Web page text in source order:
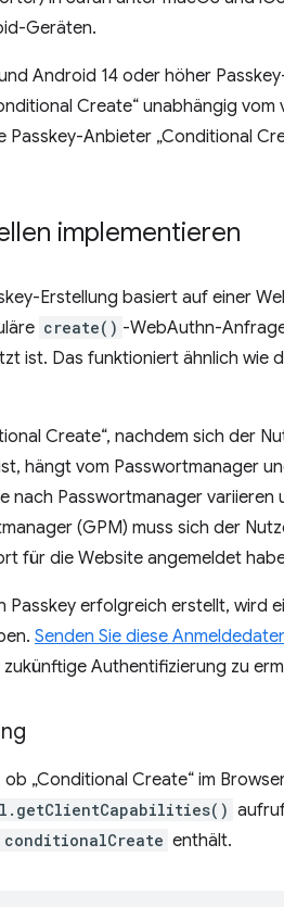
Geräten.
Android 14 oder höher
Create“ unabhängig
Passkey-Anbieter „Conditional
implementieren
Erstellung basiert auf einer
create() -WebAuthn-
ist. Das funktioniert ähnlich wie
Create“, nachdem sich der
hängt vom Passwortmanager
nach Passwortmanager
(GPM) muss sich der
für die Website angemeldet
Passkey erfolgreich erstellt, wird
Senden Sie diese
Authentifizierung zu
„Conditional Create“ im
conditionalCreate enthält.